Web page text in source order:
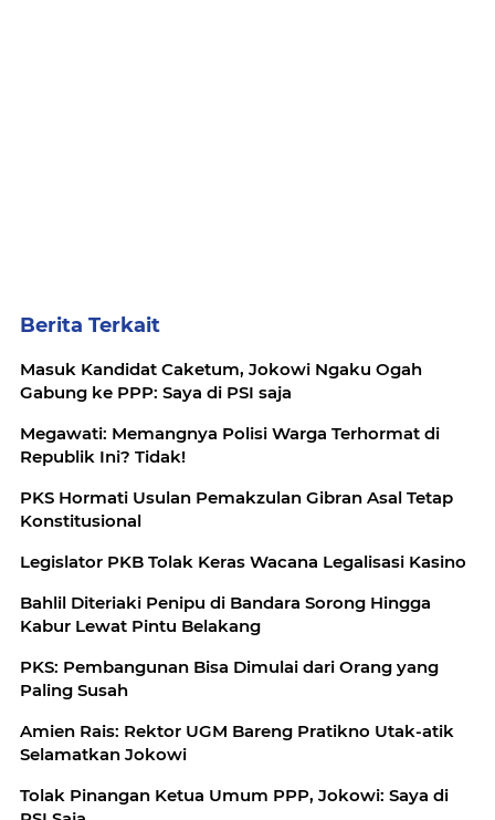
Berita Terkait
Masuk Kandidat Caketum, Jokowi Ngaku Ogah
Gabung ke PPP: Saya di PSI saja
Megawati: Memangnya Polisi Warga Terhormat di
Republik Ini? Tidak!
PKS Hormati Usulan Pemakzulan Gibran Asal Tetap
Konstitusional
Legislator PKB Tolak Keras Wacana Legalisasi Kasino
Bahlil Diteriaki Penipu di Bandara Sorong Hingga
Kabur Lewat Pintu Belakang
PKS: Pembangunan Bisa Dimulai dari Orang yang
Paling Susah
Amien Rais: Rektor UGM Bareng Pratikno Utak-atik
Selamatkan Jokowi
Tolak Pinangan Ketua Umum PPP, Jokowi: Saya di